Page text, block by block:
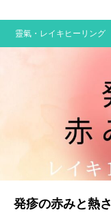
靈氣・レイキヒーリング
発疹の赤みと熱さ